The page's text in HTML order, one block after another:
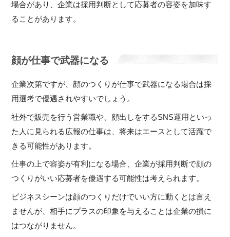
場合があり、企業は採用判断として応募者の容姿を加味す
ることがあります。
顔が仕事で武器になる
企業次第ですが、顔のつくりが仕事で武器になる場合は採
用選考で優遇されやすいでしょう。
社外で販売を行う営業職や、顔出しをするSNS運用といっ
た人に見られる広報の仕事は、将来はエースとして活躍で
きる可能性があります。
仕事の上で容姿が有利になる場合、企業が採用判断で顔の
つくりがいい応募者を優遇する可能性は考えられます。
ビジネスシーンは顔のつくりだけでいい方に動くとは言え
ませんが、相手にプラスの印象を与えることは企業の損に
はつながりません。